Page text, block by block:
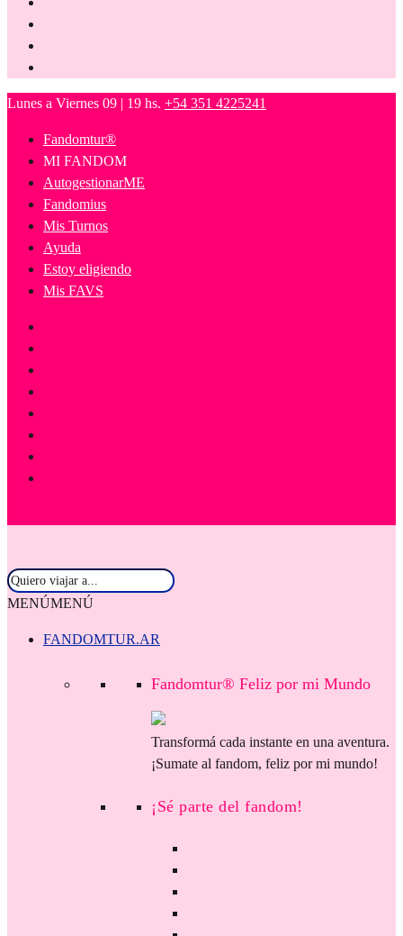
Lunes a Viernes 09 | 19 hs. +54 351 4225241
Fandomtur®
MI FANDOM
AutogestionarME
Fandomius
Mis Turnos
Ayuda
Estoy eligiendo
Mis FAVS
MENÚMENÚ
FANDOMTUR.AR
Fandomtur® Feliz por mi Mundo
Transformá cada instante en una aventura.
¡Sumate al fandom, feliz por mi mundo!
¡Sé parte del fandom!